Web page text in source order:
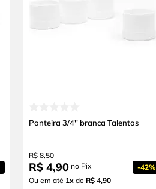
Ponteira 3/4'' branca Talentos
R$ 8,50
R$ 4,90 no Pix -42%
Ou em até 1x de R$ 4,90